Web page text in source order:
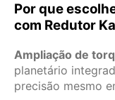
Por que
com Redutor
Ampliação de
planetário
precisão mesmo